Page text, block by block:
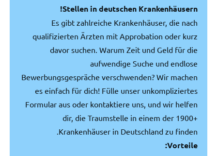
Stellen in deutschen Krankenhäusern!
Es gibt zahlreiche Krankenhäuser, die nach
qualifizierten Ärzten mit Approbation oder kurz
davor suchen. Warum Zeit und Geld für die
aufwendige Suche und endlose
Bewerbungsgespräche verschwenden? Wir machen
es einfach für dich! Fülle unser unkompliziertes
Formular aus oder kontaktiere uns, und wir helfen
dir, die Traumstelle in einem der 1900+
Krankenhäuser in Deutschland zu finden.
Vorteile: